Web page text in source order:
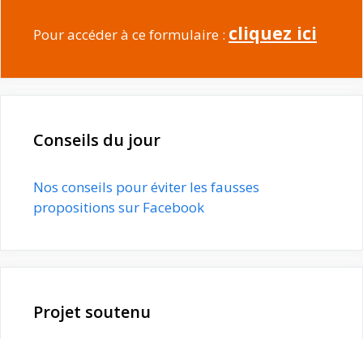
Pour accéder à ce formulaire : cliquez ici
Conseils du jour
Nos conseils pour éviter les fausses
propositions sur Facebook
Projet soutenu